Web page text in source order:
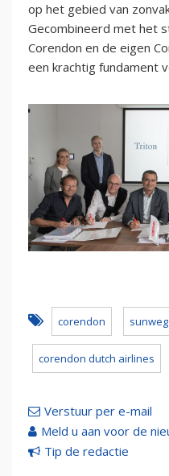
op het gebied van
Gecombineerd met het
Corendon en de eigen
een krachtig fundament
corendon sunweg
corendon dutch airlines
Verstuur per e-mail
Meld u aan voor de
Tip de redactie